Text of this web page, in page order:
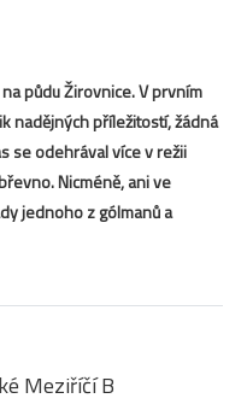
půdu Žirovnice. V prvním
nadějných příležitostí, žádná
se odehrával více v režii
Nicméně, ani ve
jednoho z gólmanů a
Meziříčí B